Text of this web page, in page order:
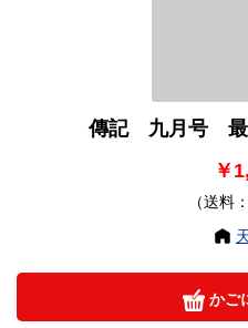
傳記 九月号 最
￥
（送料
かご